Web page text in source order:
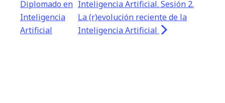
Diplomado en
Inteligencia
Artificial
Inteligencia Artificial. Sesión 2.
La (r)evolución reciente de la
Inteligencia Artificial